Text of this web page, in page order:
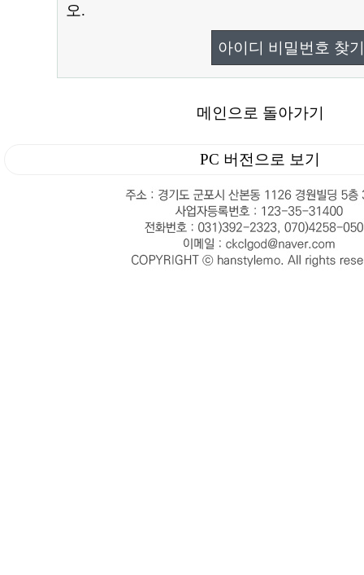
오.
아이디 비밀번호 찾기
메인으로 돌아가기
PC 버전으로 보기